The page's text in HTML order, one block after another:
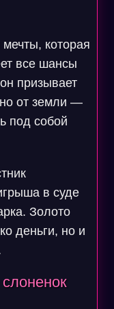
которая
все шансы
призывает
от земли —
под собой
в суде
Золото
деньги, но и